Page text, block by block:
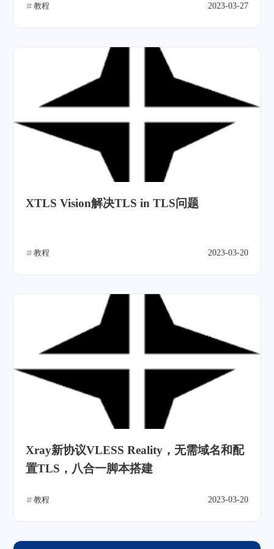
教程 2023-03-27
XTLS Vision解决TLS in TLS问题
教程 2023-03-20
Xray新协议VLESS Reality，无需域名和配
置TLS，八合一脚本搭建
教程 2023-03-20